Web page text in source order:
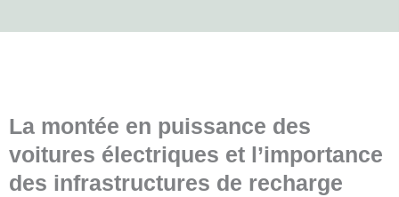
La montée en puissance des
voitures électriques et l’importance
des infrastructures de recharge